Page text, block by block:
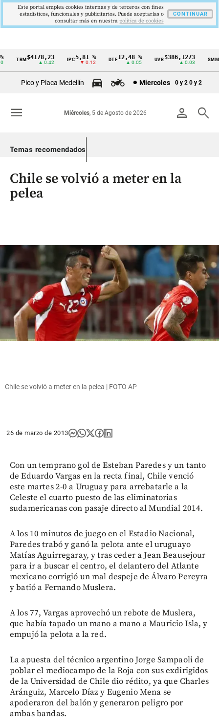
Cintillo
Colombia
TRM$4178,23
▲ 0.42
5,81 %
▼ 0.12
DTF12,48 %
▲ 0.05
UVR$386,1273
▲ 0.03
SMMLV
Pico y Placa Medellín Miercoles 0 y 2 0 y 2
person search
Miércoles, 5 de Agosto de 2026
menu
Temas recomendados
Chile se volvió a meter en la
pelea
Chile se volvió a meter en la pelea | FOTO AP
26 de marzo de 2013
Con un temprano gol de Esteban Paredes y un tanto
de Eduardo Vargas en la recta final, Chile venció
este martes 2-0 a Uruguay para arrebatarle a la
Celeste el cuarto puesto de las eliminatorias
sudamericanas con pasaje directo al Mundial 2014.
A los 10 minutos de juego en el Estadio Nacional,
Paredes trabó y ganó la pelota ante el uruguayo
Matías Aguirregaray, y tras ceder a Jean Beausejour
para ir a buscar el centro, el delantero del Atlante
mexicano corrigió un mal despeje de Álvaro Pereyra
y batió a Fernando Muslera.
A los 77, Vargas aprovechó un rebote de Muslera,
que había tapado un mano a mano a Mauricio Isla, y
empujó la pelota a la red.
La apuesta del técnico argentino Jorge Sampaoli de
poblar el mediocampo de la Roja con sus exdirigidos
de la Universidad de Chile dio rédito, ya que Charles
Aránguiz, Marcelo Díaz y Eugenio Mena se
apoderaron del balón y generaron peligro por
ambas bandas.
Este portal emplea cookies internas y de terceros con fines
estadísticos, funcionales y publicitarios. Puede aceptarlas o
consultar más en nuestra politica de cookies
CONTINUAR